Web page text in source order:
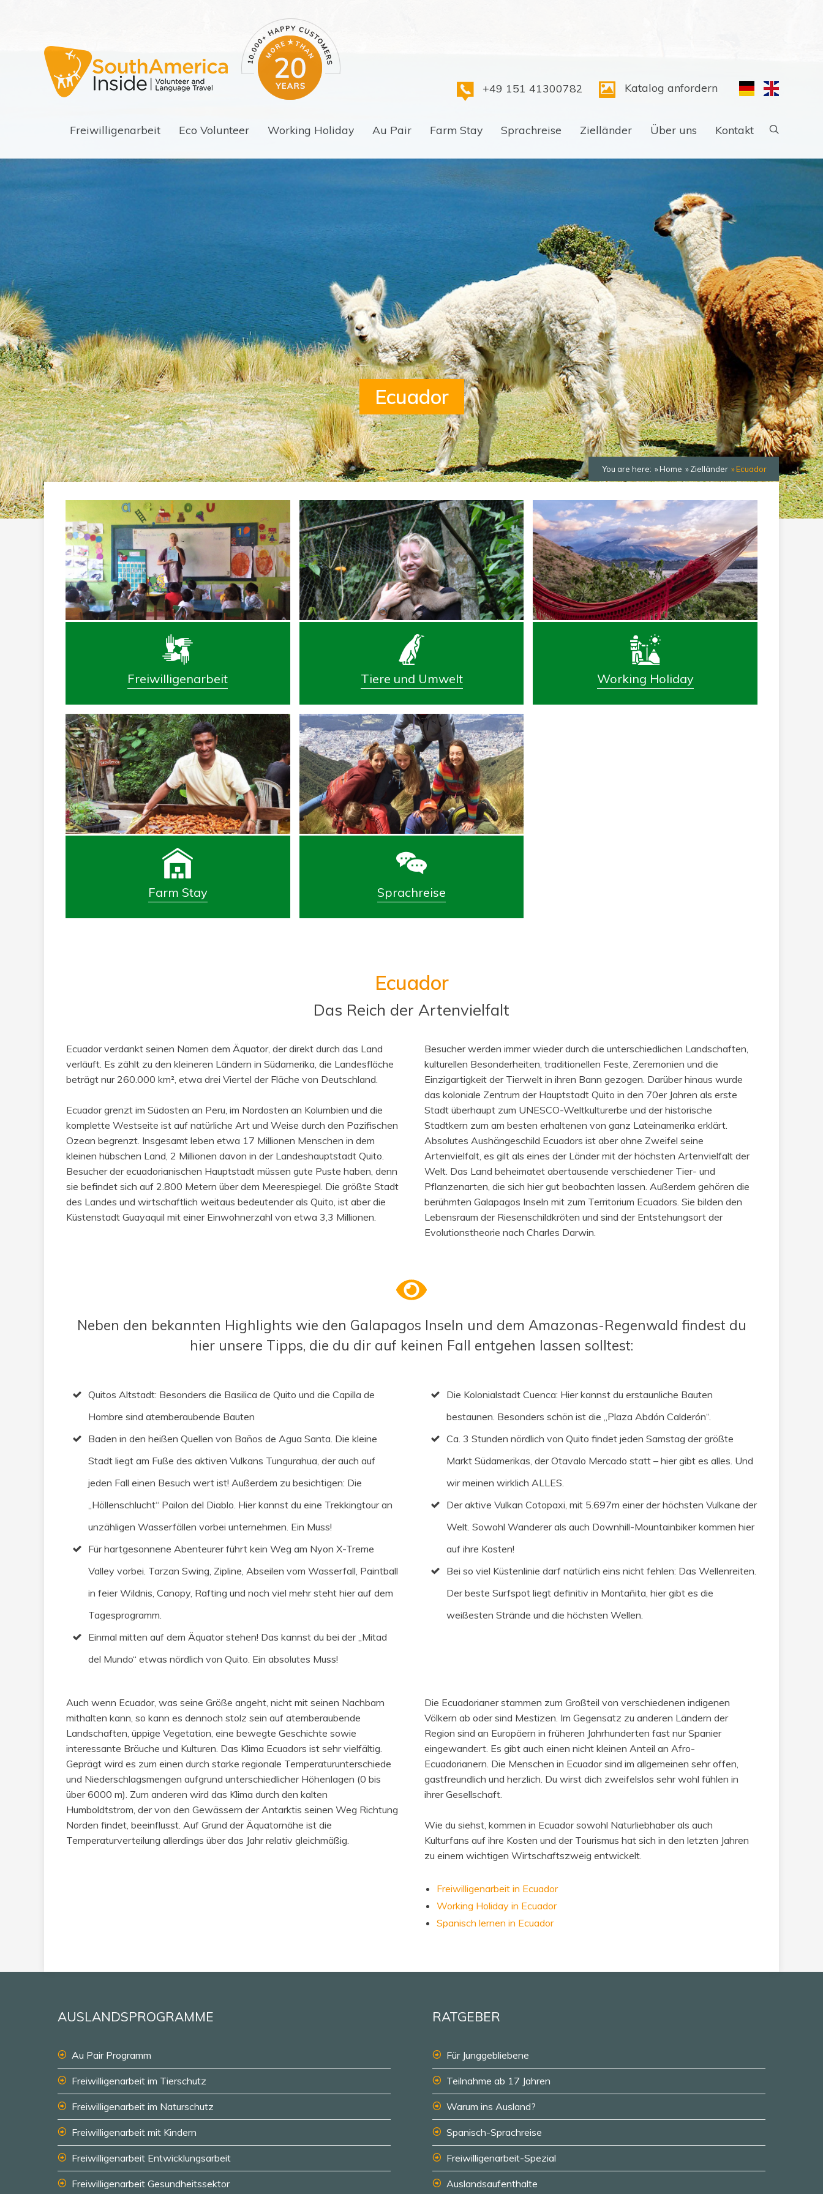
+49 151 41300782 Katalog anfordern
Freiwilligenarbeit Eco Volunteer Working Holiday Au Pair Farm Stay Sprachreise Zielländer Über uns Kontakt
Ecuador
You are here: Home Zielländer Ecuador
Freiwilligenarbeit Tiere und Umwelt Working Holiday
Farm Stay Sprachreise
Ecuador
Das Reich der Artenvielfalt
Ecuador verdankt seinen Namen dem Äquator, der direkt durch das Land
verläuft. Es zählt zu den kleineren Ländern in Südamerika, die Landesfläche
beträgt nur 260.000 km², etwa drei Viertel der Fläche von Deutschland.
Ecuador grenzt im Südosten an Peru, im Nordosten an Kolumbien und die
komplette Westseite ist auf natürliche Art und Weise durch den Pazifischen
Ozean begrenzt. Insgesamt leben etwa 17 Millionen Menschen in dem
kleinen hübschen Land, 2 Millionen davon in der Landeshauptstadt Quito.
Besucher der ecuadorianischen Hauptstadt müssen gute Puste haben, denn
sie befindet sich auf 2.800 Metern über dem Meerespiegel. Die größte Stadt
des Landes und wirtschaftlich weitaus bedeutender als Quito, ist aber die
Küstenstadt Guayaquil mit einer Einwohnerzahl von etwa 3,3 Millionen.
Besucher werden immer wieder durch die unterschiedlichen Landschaften,
kulturellen Besonderheiten, traditionellen Feste, Zeremonien und die
Einzigartigkeit der Tierwelt in ihren Bann gezogen. Darüber hinaus wurde
das koloniale Zentrum der Hauptstadt Quito in den 70er Jahren als erste
Stadt überhaupt zum UNESCO-Weltkulturerbe und der historische
Stadtkern zum am besten erhaltenen von ganz Lateinamerika erklärt.
Absolutes Aushängeschild Ecuadors ist aber ohne Zweifel seine
Artenvielfalt, es gilt als eines der Länder mit der höchsten Artenvielfalt der
Welt. Das Land beheimatet abertausende verschiedener Tier- und
Pflanzenarten, die sich hier gut beobachten lassen. Außerdem gehören die
berühmten Galapagos Inseln mit zum Territorium Ecuadors. Sie bilden den
Lebensraum der Riesenschildkröten und sind der Entstehungsort der
Evolutionstheorie nach Charles Darwin.
Neben den bekannten Highlights wie den Galapagos Inseln und dem Amazonas-Regenwald findest du
hier unsere Tipps, die du dir auf keinen Fall entgehen lassen solltest:
Quitos Altstadt: Besonders die Basilica de Quito und die Capilla de
Hombre sind atemberaubende Bauten
Baden in den heißen Quellen von Baños de Agua Santa. Die kleine
Stadt liegt am Fuße des aktiven Vulkans Tungurahua, der auch auf
jeden Fall einen Besuch wert ist! Außerdem zu besichtigen: Die
„Höllenschlucht“ Pailon del Diablo. Hier kannst du eine Trekkingtour an
unzähligen Wasserfällen vorbei unternehmen. Ein Muss!
Für hartgesonnene Abenteurer führt kein Weg am Nyon X-Treme
Valley vorbei. Tarzan Swing, Zipline, Abseilen vom Wasserfall, Paintball
in feier Wildnis, Canopy, Rafting und noch viel mehr steht hier auf dem
Tagesprogramm.
Einmal mitten auf dem Äquator stehen! Das kannst du bei der „Mitad
del Mundo“ etwas nördlich von Quito. Ein absolutes Muss!
Die Kolonialstadt Cuenca: Hier kannst du erstaunliche Bauten
bestaunen. Besonders schön ist die „Plaza Abdón Calderón“.
Ca. 3 Stunden nördlich von Quito findet jeden Samstag der größte
Markt Südamerikas, der Otavalo Mercado statt – hier gibt es alles. Und
wir meinen wirklich ALLES.
Der aktive Vulkan Cotopaxi, mit 5.697m einer der höchsten Vulkane der
Welt. Sowohl Wanderer als auch Downhill-Mountainbiker kommen hier
auf ihre Kosten!
Bei so viel Küstenlinie darf natürlich eins nicht fehlen: Das Wellenreiten.
Der beste Surfspot liegt definitiv in Montañita, hier gibt es die
weißesten Strände und die höchsten Wellen.
Auch wenn Ecuador, was seine Größe angeht, nicht mit seinen Nachbarn
mithalten kann, so kann es dennoch stolz sein auf atemberaubende
Landschaften, üppige Vegetation, eine bewegte Geschichte sowie
interessante Bräuche und Kulturen. Das Klima Ecuadors ist sehr vielfältig.
Geprägt wird es zum einen durch starke regionale Temperaturunterschiede
und Niederschlagsmengen aufgrund unterschiedlicher Höhenlagen (0 bis
über 6000 m). Zum anderen wird das Klima durch den kalten
Humboldtstrom, der von den Gewässern der Antarktis seinen Weg Richtung
Norden findet, beeinflusst. Auf Grund der Äquatornähe ist die
Temperaturverteilung allerdings über das Jahr relativ gleichmäßig.
Die Ecuadorianer stammen zum Großteil von verschiedenen indigenen
Völkern ab oder sind Mestizen. Im Gegensatz zu anderen Ländern der
Region sind an Europäern in früheren Jahrhunderten fast nur Spanier
eingewandert. Es gibt auch einen nicht kleinen Anteil an Afro-
Ecuadorianern. Die Menschen in Ecuador sind im allgemeinen sehr offen,
gastfreundlich und herzlich. Du wirst dich zweifelslos sehr wohl fühlen in
ihrer Gesellschaft.
Wie du siehst, kommen in Ecuador sowohl Naturliebhaber als auch
Kulturfans auf ihre Kosten und der Tourismus hat sich in den letzten Jahren
zu einem wichtigen Wirtschaftszweig entwickelt.
Freiwilligenarbeit in Ecuador
Working Holiday in Ecuador
Spanisch lernen in Ecuador
AUSLANDSPROGRAMME
Au Pair Programm
Freiwilligenarbeit im Tierschutz
Freiwilligenarbeit im Naturschutz
Freiwilligenarbeit mit Kindern
Freiwilligenarbeit Entwicklungsarbeit
Freiwilligenarbeit Gesundheitssektor
RATGEBER
Für Junggebliebene
Teilnahme ab 17 Jahren
Warum ins Ausland?
Spanisch-Sprachreise
Freiwilligenarbeit-Spezial
Auslandsaufenthalte